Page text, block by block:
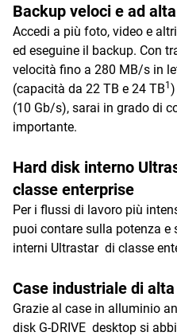
Backup veloci e ad
Accedi a più foto, video e
ed eseguine il backup. Con
velocità fino a 280 MB/s in
(capacità da 22 TB e 24 TB1
(10 Gb/s), sarai in grado di
importante.
Hard disk interno
classe enterprise
Per i flussi di lavoro più
puoi contare sulla potenza e
interni Ultrastar di classe
Case industriale di
Grazie al case in alluminio
disk G-DRIVE desktop si